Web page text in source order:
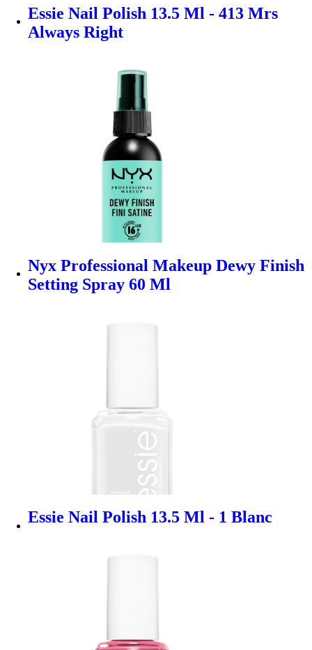
Essie Nail Polish 13.5 Ml - 413 Mrs
Always Right
Nyx Professional Makeup Dewy Finish
Setting Spray 60 Ml
Essie Nail Polish 13.5 Ml - 1 Blanc